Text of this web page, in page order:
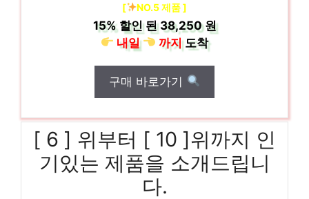
[ NO.5 제품 ]
15%할인 된38,250 원
내일
까지도착
구매 바로가기
[ 6 ] 위부터 [ 10 ]위까지 인
기있는 제품을 소개드립니
다.